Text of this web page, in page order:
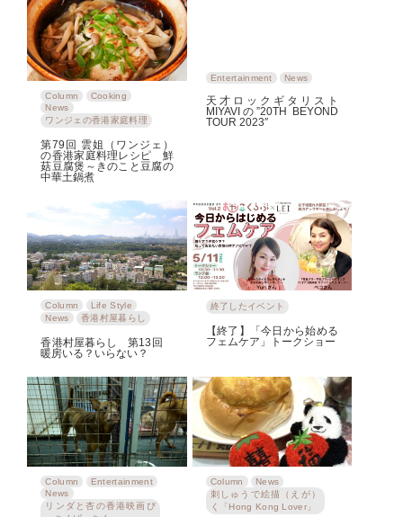
Column
Cooking
News
ワンジェの香港家庭料理
第79回 雲姐（ワンジェ）
の香港家庭料理レシピ 鮮
菇豆腐煲～きのこと豆腐の
中華土鍋煮
Entertainment News
天才ロックギタリスト
MIYAVIの”20TH BEYOND
TOUR 2023″
Column
Life Style
News
香港村屋暮らし
香港村屋暮らし 第13回
暖房いる？いらない？
終了したイベント
【終了】「今日から始める
フェムケア」トークショー
Column
Entertainment
News
リンダと杏の香港映画ぴ
Column
News
刺しゅうで絵描（えが）
く「Hong Kong Lover」